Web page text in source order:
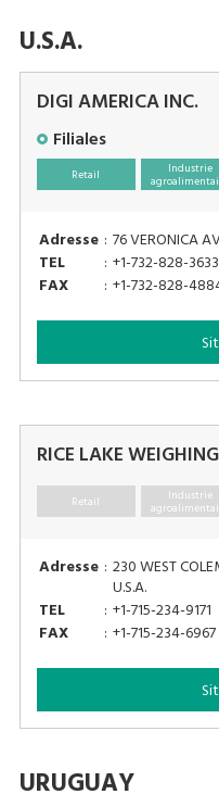
U.S.A.
DIGI AMERICA INC.
Filiales
Retail Industrie
Adresse : 76 VERONICA
TEL
: +1-732-828-3633
FAX
: +1-732-828-
RICE LAKE
Retail Industrie
Adresse : 230 WEST
U.S.A.
TEL
: +1-715-234-9171
FAX
: +1-715-234-6967
URUGUAY